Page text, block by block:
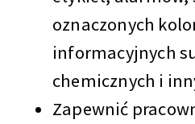
oznaczonych
informacyjnych
chemicznych i
Zapewnić